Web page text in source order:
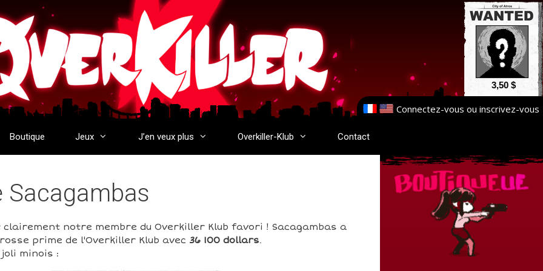
3,50 $
Connectez-vous ou inscrivez-vous
Boutique Jeux J’en veux plus Overkiller-Klub Contact
Sacagambas
clairement notre membre du Overkiller Klub favori ! Sacagambas a
prime de l'Overkiller Klub avec 36 100 dollars.
minois :